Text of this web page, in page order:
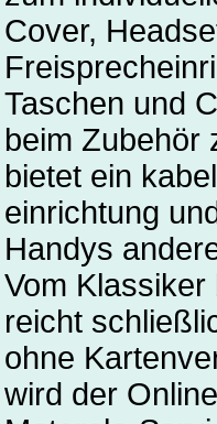
Cover,
Taschen und
beim Zubehör
bietet ein
einrichtung
Handys
Vom
reicht
ohne
wird der